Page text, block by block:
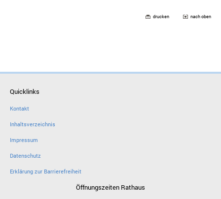
drucken nach oben
Quicklinks
Kontakt
Inhaltsverzeichnis
Impressum
Datenschutz
Erklärung zur Barrierefreiheit
Öffnungszeiten Rathaus